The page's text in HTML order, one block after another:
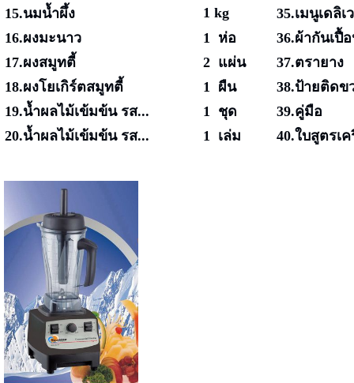
15.นมน้ำผึ้ง
1 kg
35.เมนูเดลิเ
16.ผงมะนาว
1 ห่อ
36.ผ้ากันเปื้
17.ผงสมูทตี้
2 แผ่น
37.ตรายาง
18.ผงโยเกิร์ตสมูทตี้
1 ผืน
38.ป้ายติดข
19.น้ำผลไม้เข้มข้น รส...
1 ชุด
39.คู่มือ
20.น้ำผลไม้เข้มข้น รส...
1 เล่ม 40.ใบสูตรเ